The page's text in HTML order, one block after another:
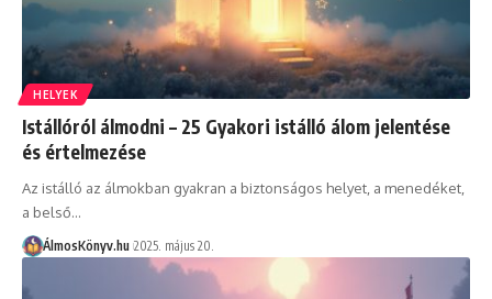
HELYEK
Istállóról álmodni – 25 Gyakori istálló álom jelentése
és értelmezése
Az istálló az álmokban gyakran a biztonságos helyet, a menedéket,
a belső…
ÁlmosKönyv.hu 2025. május 20.